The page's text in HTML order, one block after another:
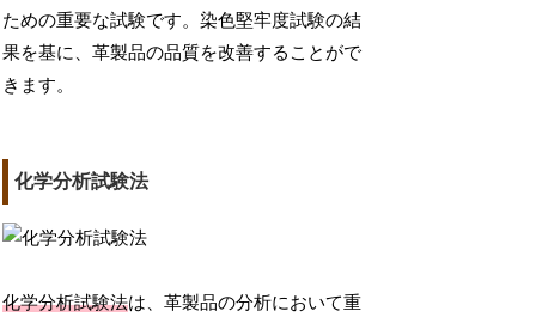
ための重要な試験です。染色堅牢度試験の結
果を基に、革製品の品質を改善することがで
きます。
化学分析試験法
化学分析試験法は、革製品の分析において重